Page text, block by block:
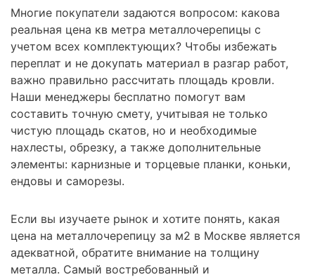
Многие покупатели задаются вопросом: какова
реальная цена кв метра металлочерепицы с
учетом всех комплектующих? Чтобы избежать
переплат и не докупать материал в разгар работ,
важно правильно рассчитать площадь кровли.
Наши менеджеры бесплатно помогут вам
составить точную смету, учитывая не только
чистую площадь скатов, но и необходимые
нахлесты, обрезку, а также дополнительные
элементы: карнизные и торцевые планки, коньки,
ендовы и саморезы.
Если вы изучаете рынок и хотите понять, какая
цена на металлочерепицу за м2 в Москве является
адекватной, обратите внимание на толщину
металла. Самый востребованный и